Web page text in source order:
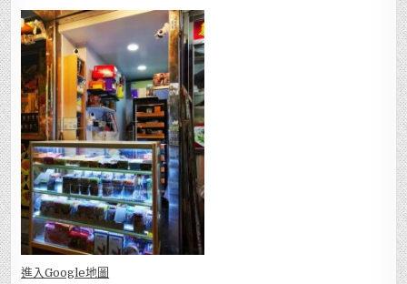
進入Google地圖